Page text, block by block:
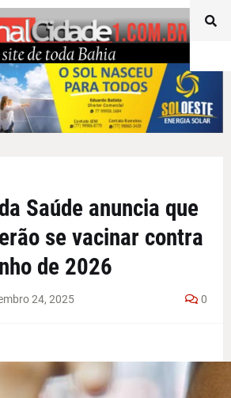
Saúde anuncia que
se vacinar contra
de 2026
24, 2025 0